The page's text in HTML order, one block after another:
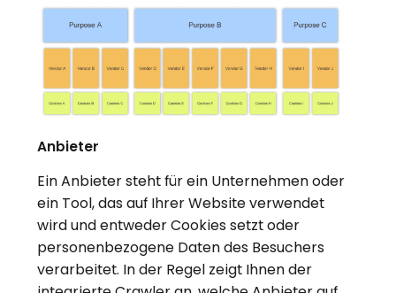
Anbieter
Ein Anbieter steht für ein Unternehmen oder
ein Tool, das auf Ihrer Website verwendet
wird und entweder Cookies setzt oder
personenbezogene Daten des Besuchers
verarbeitet. In der Regel zeigt Ihnen der